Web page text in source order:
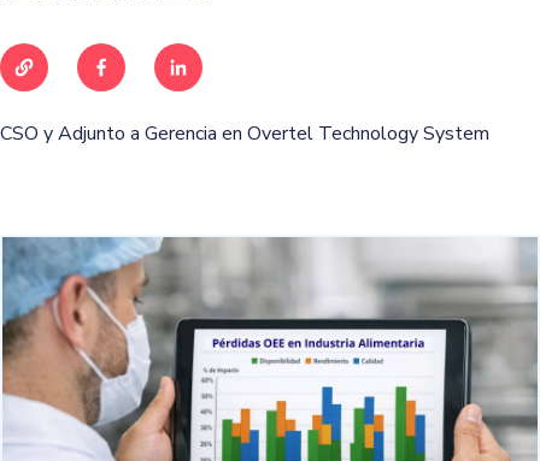
CSO y Adjunto a Gerencia en Overtel Technology System